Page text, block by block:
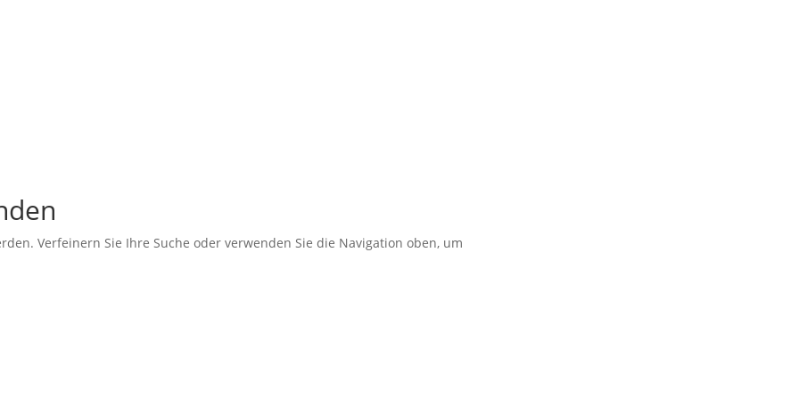
Verfeinern Sie Ihre Suche oder verwenden Sie die Navigation oben, um